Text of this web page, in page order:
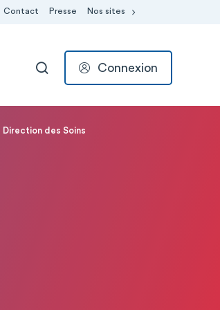
Contact Presse Nos sites
RECHERCHER
Connexion
Direction des Soins